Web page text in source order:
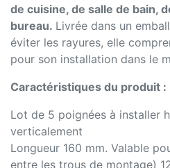
de cuisine, de salle de bain,
bureau. Livrée dans un
éviter les rayures, elle
pour son installation dans le
Caractéristiques du produit :
Lot de 5 poignées à installer
verticalement
Longueur 160 mm. Valable
entre les trous de montage)